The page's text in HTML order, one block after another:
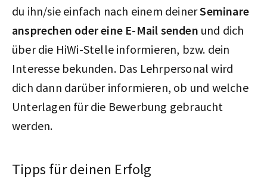
du ihn/sie einfach nach einem deinerSeminare
ansprechen oder eine E-Mail senden und dich
über die HiWi-Stelle informieren, bzw. dein
Interesse bekunden. Das Lehrpersonal wird
dich dann darüber informieren, ob und welche
Unterlagen für die Bewerbung gebraucht
werden.
Tipps für deinen Erfolg